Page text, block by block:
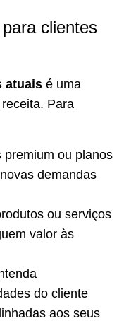
para clientes
atuais é uma
Para
premium ou planos
demandas
ou serviços
valor às
do cliente
aos seus